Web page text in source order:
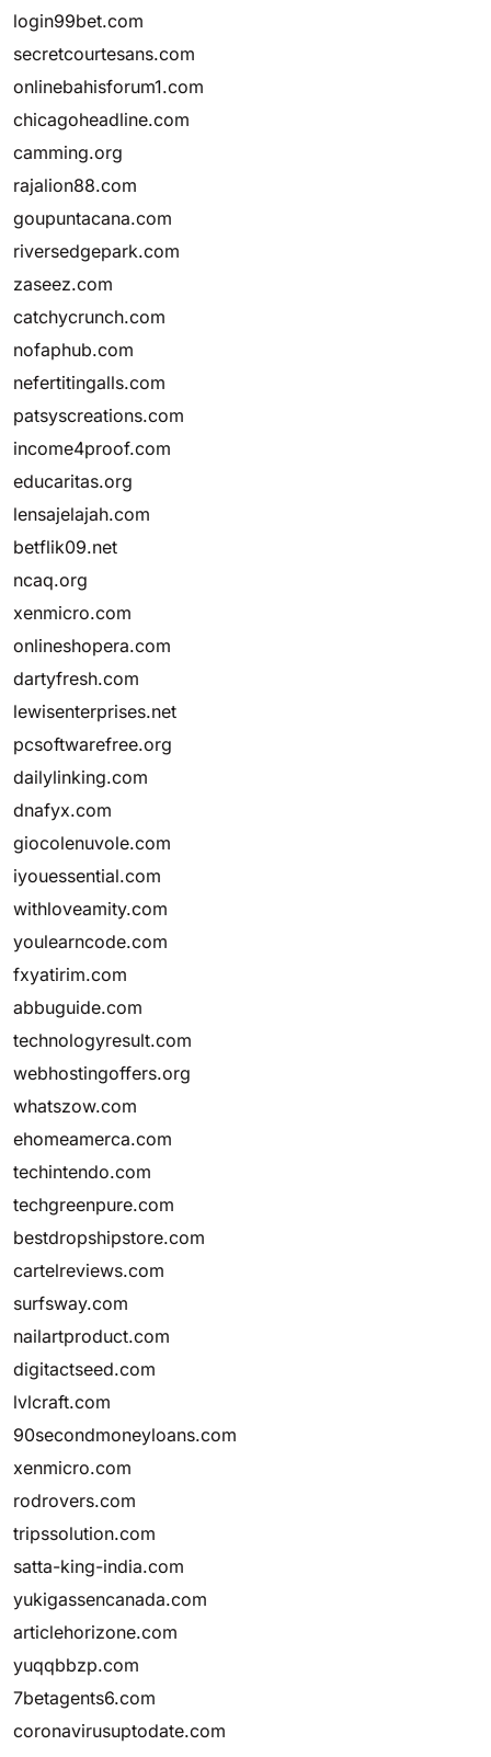
login99bet.com
secretcourtesans.com
onlinebahisforum1.com
chicagoheadline.com
camming.org
rajalion88.com
goupuntacana.com
riversedgepark.com
zaseez.com
catchycrunch.com
nofaphub.com
nefertitingalls.com
patsyscreations.com
income4proof.com
educaritas.org
lensajelajah.com
betflik09.net
ncaq.org
xenmicro.com
onlineshopera.com
dartyfresh.com
lewisenterprises.net
pcsoftwarefree.org
dailylinking.com
dnafyx.com
giocolenuvole.com
iyouessential.com
withloveamity.com
youlearncode.com
fxyatirim.com
abbuguide.com
technologyresult.com
webhostingoffers.org
whatszow.com
ehomeamerca.com
techintendo.com
techgreenpure.com
bestdropshipstore.com
cartelreviews.com
surfsway.com
nailartproduct.com
digitactseed.com
lvlcraft.com
90secondmoneyloans.com
xenmicro.com
rodrovers.com
tripssolution.com
satta-king-india.com
yukigassencanada.com
articlehorizone.com
yuqqbbzp.com
7betagents6.com
coronavirusuptodate.com